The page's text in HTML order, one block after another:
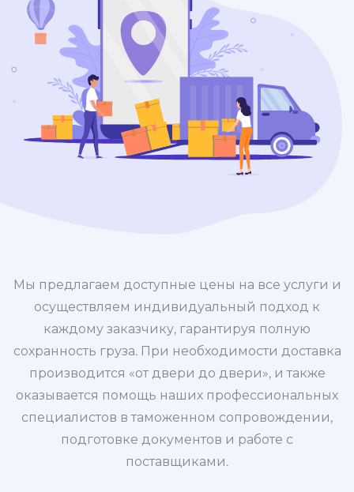
Мы предлагаем доступные цены на все услуги и
осуществляем индивидуальный подход к
каждому заказчику, гарантируя полную
сохранность груза. При необходимости доставка
производится «от двери до двери», и также
оказывается помощь наших профессиональных
специалистов в таможенном сопровождении,
подготовке документов и работе с
поставщиками.